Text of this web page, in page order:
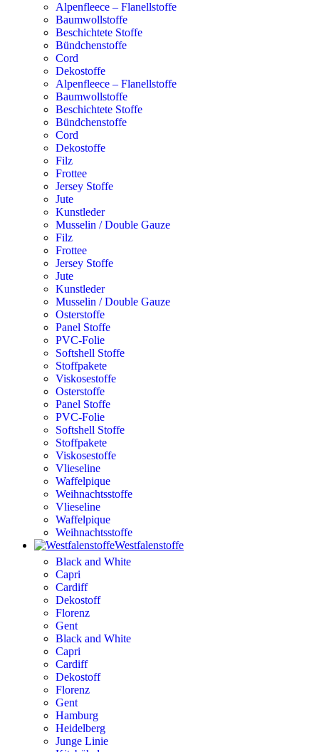
Alpenfleece – Flanellstoffe
Baumwollstoffe
Beschichtete Stoffe
Bündchenstoffe
Cord
Dekostoffe
Alpenfleece – Flanellstoffe
Baumwollstoffe
Beschichtete Stoffe
Bündchenstoffe
Cord
Dekostoffe
Filz
Frottee
Jersey Stoffe
Jute
Kunstleder
Musselin / Double Gauze
Filz
Frottee
Jersey Stoffe
Jute
Kunstleder
Musselin / Double Gauze
Osterstoffe
Panel Stoffe
PVC-Folie
Softshell Stoffe
Stoffpakete
Viskosestoffe
Osterstoffe
Panel Stoffe
PVC-Folie
Softshell Stoffe
Stoffpakete
Viskosestoffe
Vlieseline
Waffelpique
Weihnachtsstoffe
Vlieseline
Waffelpique
Weihnachtsstoffe
Westfalenstoffe
Black and White
Capri
Cardiff
Dekostoff
Florenz
Gent
Black and White
Capri
Cardiff
Dekostoff
Florenz
Gent
Hamburg
Heidelberg
Junge Linie